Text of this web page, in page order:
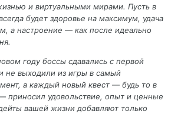
и виртуальными мирами. Пусть в
будет здоровье на максимум, удача
а настроение — как после идеально
году боссы сдавались с первой
не выходили из игры в самый
а каждый новый квест — будь то в
приносил удовольствие, опыт и ценные
вашей жизни добавляют только